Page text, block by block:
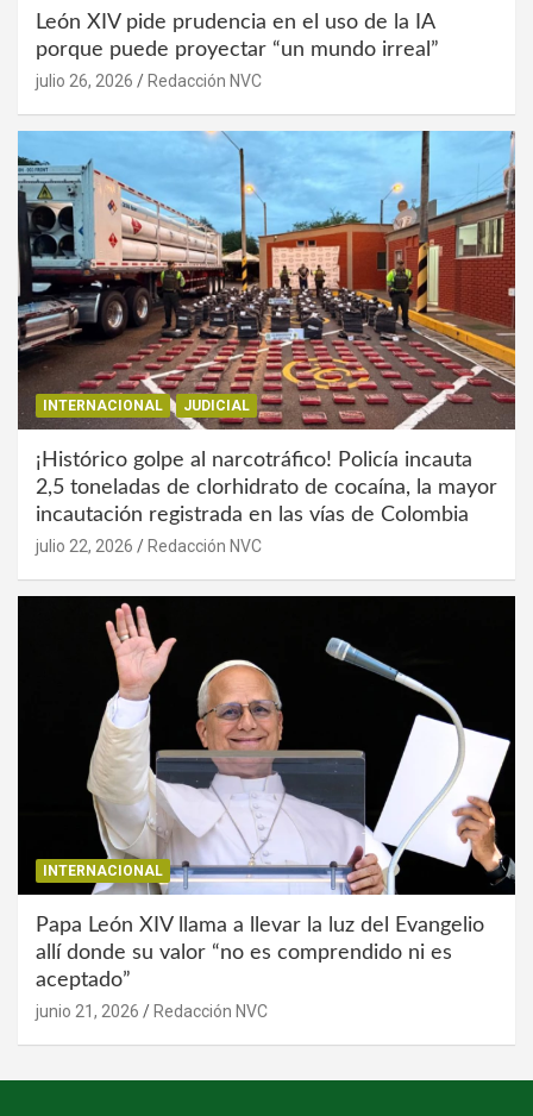
León XIV pide prudencia en el uso de la IA
porque puede proyectar “un mundo irreal”
julio 26, 2026 Redacción NVC
INTERNACIONAL JUDICIAL
¡Histórico golpe al narcotráfico! Policía incauta
2,5 toneladas de clorhidrato de cocaína, la mayor
incautación registrada en las vías de Colombia
julio 22, 2026 Redacción NVC
INTERNACIONAL
Papa León XIV llama a llevar la luz del Evangelio
allí donde su valor “no es comprendido ni es
aceptado”
junio 21, 2026 Redacción NVC